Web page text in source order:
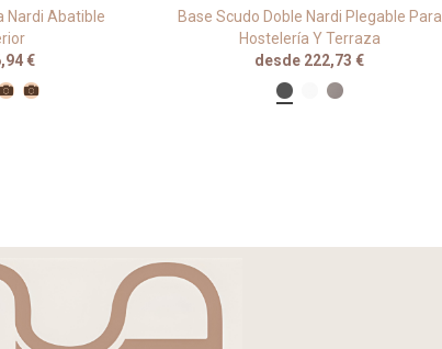
Nardi Abatible
€
Base Scudo Doble Nardi Plegable Para
Hostelería Y Terraza
desde 222,73 €